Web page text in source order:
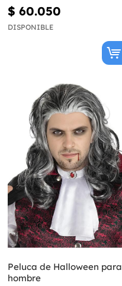
$ 60.050
DISPONIBLE
Peluca de Halloween para
hombre